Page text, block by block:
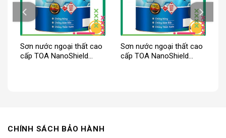
Sơn nước ngoại thất cao
cấp TOA NanoShield
Sơn nước ngoại thất cao
cấp TOA NanoShield
CHÍNH SÁCH BẢO HÀNH